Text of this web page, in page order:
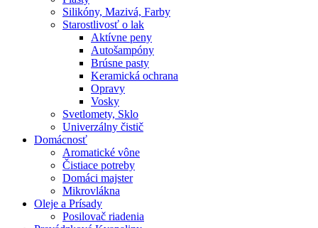
Silikóny, Mazivá, Farby
Starostlivosť o lak
Aktívne peny
Autošampóny
Brúsne pasty
Keramická ochrana
Opravy
Vosky
Svetlomety, Sklo
Univerzálny čistič
Domácnosť
Aromatické vône
Čistiace potreby
Domáci majster
Mikrovlákna
Oleje a Prísady
Posilovač riadenia